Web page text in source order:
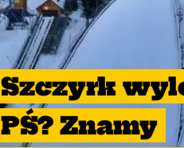
Szczyrk
PŚ? Znamy